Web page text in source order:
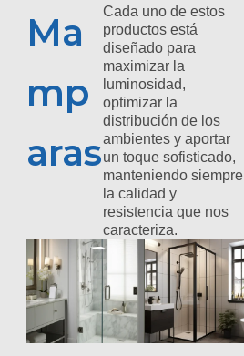
Ma
mp
aras
Cada uno de estos
productos está
diseñado para
maximizar la
luminosidad,
optimizar la
distribución de los
ambientes y aportar
un toque sofisticado,
manteniendo siempre
la calidad y
resistencia que nos
caracteriza.